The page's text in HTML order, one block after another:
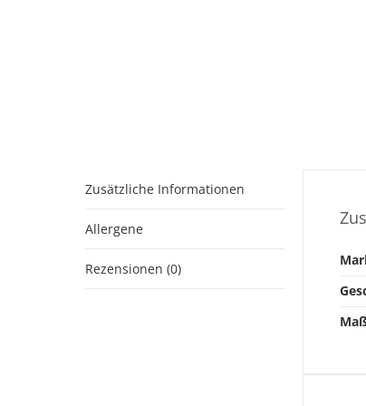
Zusätzliche Informationen
Allergene
Rezensionen (0)